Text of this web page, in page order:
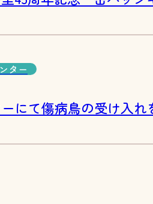
ター
にて傷病鳥の受け入れ